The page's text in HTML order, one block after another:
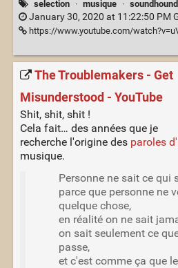
selection · musique · soundhound
January 30, 2020 at 11:22:50 PM
https://www.youtube.com/
The Troublemakers - Get
Misunderstood - YouTube
Shit, shit, shit !
Cela fait… des années que je
recherche l'origine des paroles
musique.
Personne ne sait ce qui
parce que personne ne
quelque chose,
en réalité on ne sait
on sait seulement ce
passe,
et c'est comme ça que